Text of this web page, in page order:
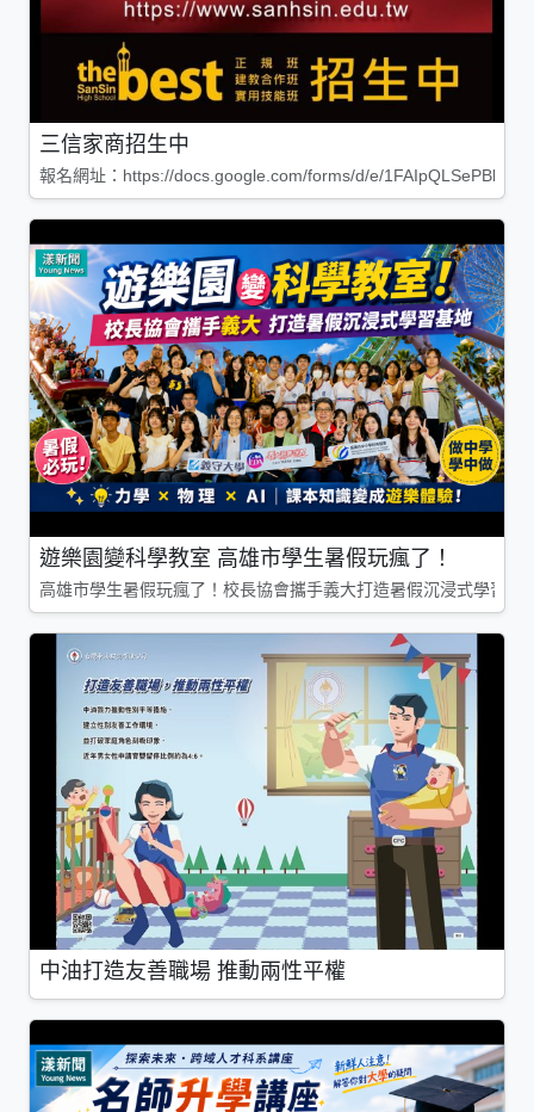
三信家商招生中
報名網址：https://docs.google.com/forms/d/e/
遊樂園變科學教室 高雄市學生暑假玩瘋了！
高雄市學生暑假玩瘋了！校長協會攜手義大打造暑假沉浸式學習基
中油打造友善職場 推動兩性平權